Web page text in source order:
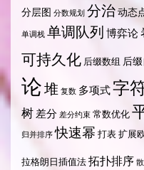
分层图 分数规划 分治动态
单调栈 单调队列 博弈论
可持久化 后缀数组 后
论堆 复数 多项式字
树 差分 差分约束 常数优化
归并排序 快速幂 打表扩展
拉格朗日插值法拓扑排序